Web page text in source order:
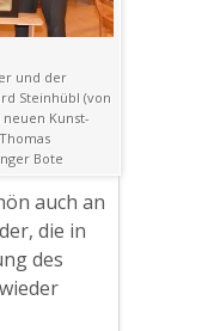
und der
Steinhübl (von
Kunst-
Bote
auch an
die in
des